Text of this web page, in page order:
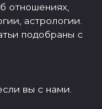
отношениях,
астрологии.
подобраны с
вы с нами.